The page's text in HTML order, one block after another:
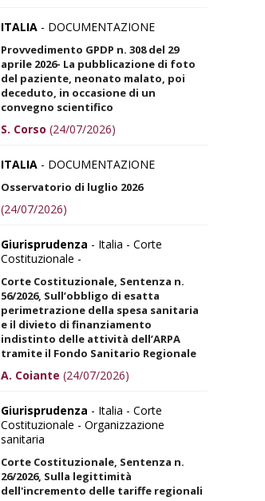
ITALIA - DOCUMENTAZIONE
Provvedimento GPDP n. 308 del 29
aprile 2026- La pubblicazione di foto
del paziente, neonato malato, poi
deceduto, in occasione di un
convegno scientifico
S. Corso (24/07/2026)
ITALIA - DOCUMENTAZIONE
Osservatorio di luglio 2026
(24/07/2026)
Giurisprudenza - Italia - Corte
Costituzionale -
Corte Costituzionale, Sentenza n.
56/2026, Sull’obbligo di esatta
perimetrazione della spesa sanitaria
e il divieto di finanziamento
indistinto delle attività dell’ARPA
tramite il Fondo Sanitario Regionale
A. Coiante (24/07/2026)
Giurisprudenza - Italia - Corte
Costituzionale - Organizzazione
sanitaria
Corte Costituzionale, Sentenza n.
26/2026, Sulla legittimità
dell'incremento delle tariffe regionali